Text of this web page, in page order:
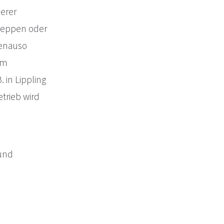
oder
in Lippling
wird